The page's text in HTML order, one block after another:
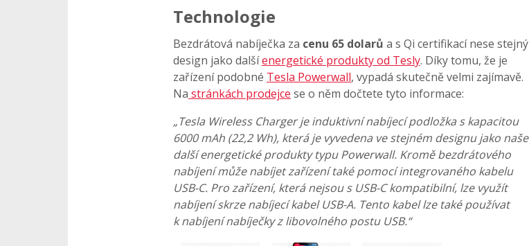
Technologie
Bezdrátová nabíječka za cenu 65 dolarů a s Qi certifikací nese stejný
design jako dalšíenergetické produkty od Tesly. Díky tomu, že je
zařízení podobné Tesla Powerwall, vypadá skutečně velmi zajímavě.
Na stránkách prodejce se o něm dočtete tyto informace:
„Tesla Wireless Charger je induktivní nabíjecí podložka s kapacitou
6000 mAh (22,2 Wh), která je vyvedena ve stejném designu jako naše
další energetické produkty typu Powerwall. Kromě bezdrátového
nabíjení může nabíjet zařízení také pomocí integrovaného kabelu
USB-C. Pro zařízení, která nejsou s USB-C kompatibilní, lze využít
nabíjení skrze nabíjecí kabel USB-A. Tento kabel lze také používat
k nabíjení nabíječky z libovolného postu USB.“